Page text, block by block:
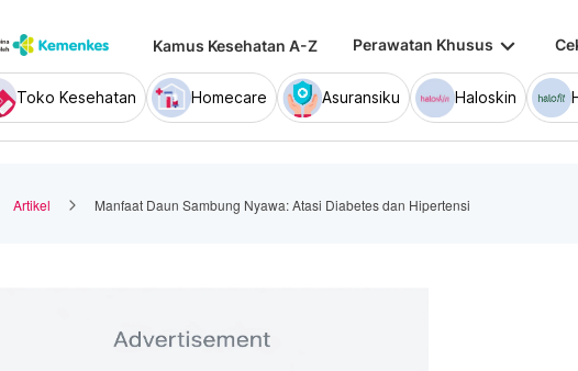
Kamus Kesehatan A-Z Perawatan Khusus keyboard_arrow_down
Toko Kesehatan Homecare Asuransiku Haloskin
Artikel Manfaat Daun Sambung Nyawa: Atasi Diabetes dan Hipertensi